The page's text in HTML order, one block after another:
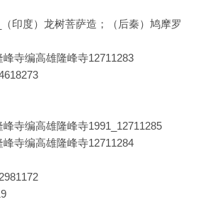
印度）龙树菩萨造；（后秦）鸠摩罗
寺编高雄隆峰寺12711283
寺编高雄隆峰寺1991_12711285
寺编高雄隆峰寺12711284